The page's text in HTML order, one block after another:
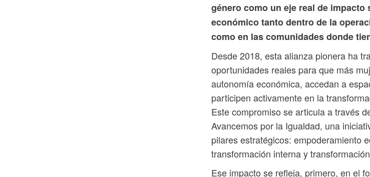
género como un eje real de
económico tanto dentro de la
como en las comunidades donde
Desde 2018, esta alianza pionera ha
oportunidades reales para que más
autonomía económica, accedan a
participen activamente en la
Este compromiso se articula a través
Avancemos por la Igualdad, una
pilares estratégicos: empoderamiento
transformación interna y
Ese impacto se refleja, primero, en el